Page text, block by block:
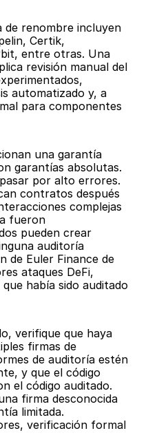
de renombre incluyen
Certik,
entre otras. Una
revisión manual del
automatizado y, a
para componentes
una garantía
garantías absolutas.
por alto errores.
contratos después
complejas
fueron
pueden crear
auditoría
de Euler Finance de
ataques DeFi,
había sido auditado
verifique que haya
firmas de
de auditoría estén
y que el código
el código auditado.
firma desconocida
limitada.
verificación formal